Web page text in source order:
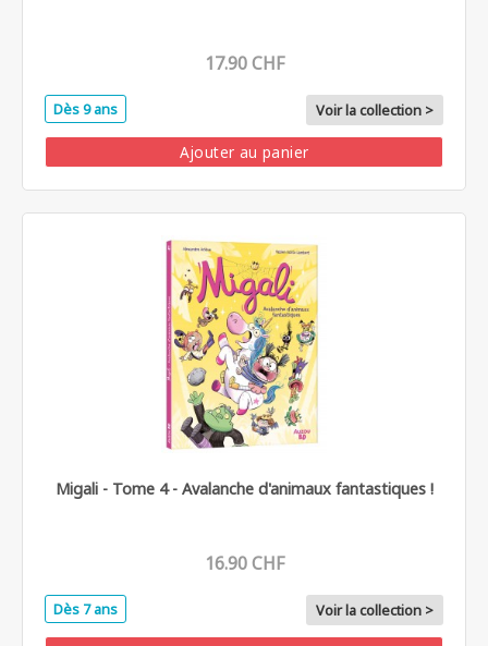
17.90 CHF
Dès 9 ans Voir la collection >
Ajouter au panier
Migali - Tome 4 - Avalanche d'animaux fantastiques !
16.90 CHF
Dès 7 ans Voir la collection >